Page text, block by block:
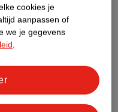
(nog) geen Nature
cookies je
aanpassen of
we je gegevens
.